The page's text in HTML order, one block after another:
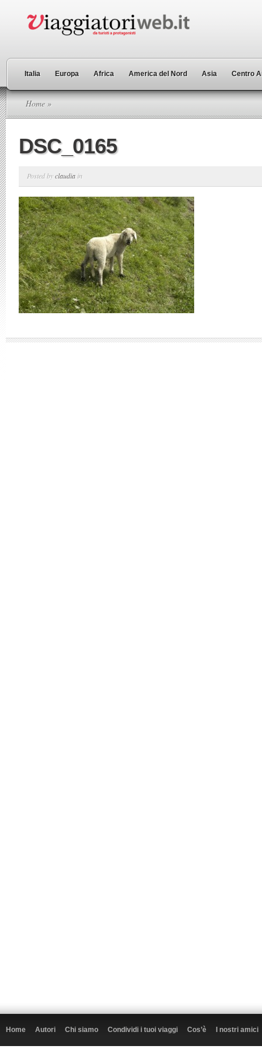
Italia Europa Africa America del Nord Asia Centro
Home »
DSC_0165
Posted byclaudia in
Home Autori Chi siamo Condividi i tuoi viaggi Cos’è I nostri amici